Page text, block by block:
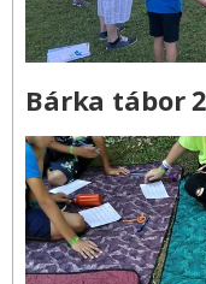
Bárka tábor